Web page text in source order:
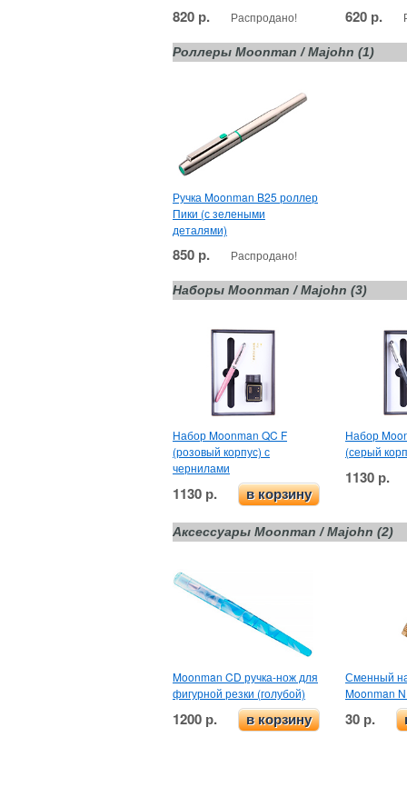
820 р. Распродано! 620 р.
Роллеры Moonman / Majohn (1)
Ручка Moonman B25 роллер
Пики (с зелеными
деталями)
850 р. Распродано!
Наборы Moonman / Majohn (3)
Набор Moonman QC F
(розовый корпус) с
чернилами
1130 р. в корзину
Набор
(серый
1130 р.
Аксессуары Moonman / Majohn (2)
Moonman CD ручка-нож для
фигурной резки (голубой)
1200 р. в корзину
Сменный
Moonman
30 р.